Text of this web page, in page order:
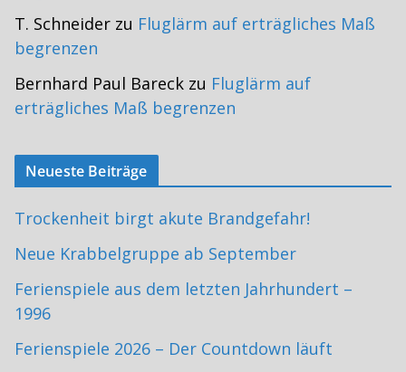
T. Schneider zu Fluglärm auf erträgliches Maß
begrenzen
Bernhard Paul Bareck zu Fluglärm auf
erträgliches Maß begrenzen
Neueste Beiträge
Trockenheit birgt akute Brandgefahr!
Neue Krabbelgruppe ab September
Ferienspiele aus dem letzten Jahrhundert –
1996
Ferienspiele 2026 – Der Countdown läuft